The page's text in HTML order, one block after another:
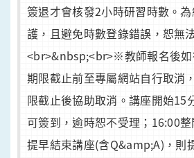
簽退才會核發2小時研習時數。
護，且避免時數登錄錯誤，恕無
<br>&nbsp;<br>※教師報名後如
期限截止前至專屬網站自行取消
限截止後協助取消。講座開始15
可簽到，逾時恕不受理；16:00
提早結束講座(含Q&amp;A)，則